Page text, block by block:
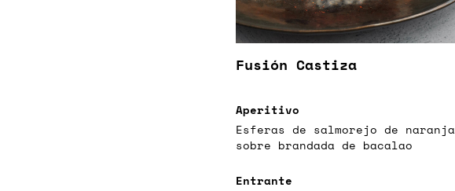
Fusión Castiza
Aperitivo
Esferas de salmorejo de naranja
sobre brandada de bacalao
Entrante